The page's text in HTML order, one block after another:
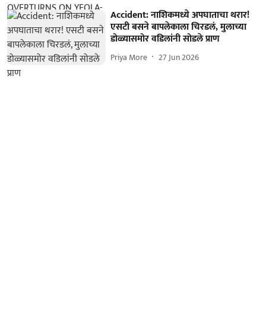
Accident: नाशिकमध्ये अपघाताचा थरार!
एसटी बसने बापलेकाला चिरडलं, मुलाच्या
डोळ्यासमोर वडिलांनी सोडले प्राण
Priya More 27 Jun 2026